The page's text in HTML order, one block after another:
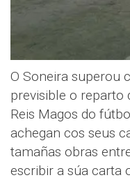
O Soneira superou
previsible o reparto
Reis Magos do
achegan cos seus
tamañas obras
escribir a súa carta